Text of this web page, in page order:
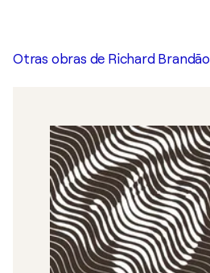
Otras obras de Richard Brandão